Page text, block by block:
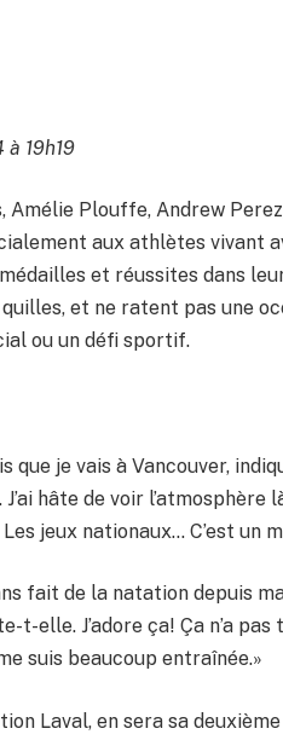
à 19h19
Amélie Plouffe, Andrew
aux athlètes vivant
et réussites dans
et ne ratent pas une
ou un défi sportif.
que je vais à Vancouver,
J’ai hâte de voir
Les jeux nationaux… C’est un
fait de la natation depuis
t-elle. J’adore ça! Ça n’a
suis beaucoup entraînée.»
Laval, en sera sa